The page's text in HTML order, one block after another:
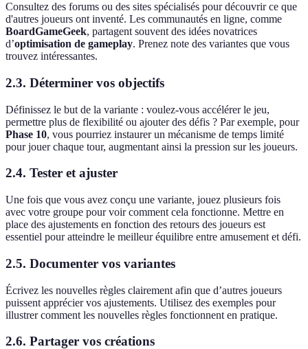
Consultez des forums ou des sites spécialisés pour découvrir ce que
d'autres joueurs ont inventé. Les communautés en ligne, comme
BoardGameGeek, partagent souvent des idées novatrices
d’optimisation de gameplay. Prenez note des variantes que vous
trouvez intéressantes.
2.3. Déterminer vos objectifs
Définissez le but de la variante : voulez-vous accélérer le jeu,
permettre plus de flexibilité ou ajouter des défis ? Par exemple, pour
Phase 10, vous pourriez instaurer un mécanisme de temps limité
pour jouer chaque tour, augmentant ainsi la pression sur les joueurs.
2.4. Tester et ajuster
Une fois que vous avez conçu une variante, jouez plusieurs fois
avec votre groupe pour voir comment cela fonctionne. Mettre en
place des ajustements en fonction des retours des joueurs est
essentiel pour atteindre le meilleur équilibre entre amusement et défi.
2.5. Documenter vos variantes
Écrivez les nouvelles règles clairement afin que d’autres joueurs
puissent apprécier vos ajustements. Utilisez des exemples pour
illustrer comment les nouvelles règles fonctionnent en pratique.
2.6. Partager vos créations